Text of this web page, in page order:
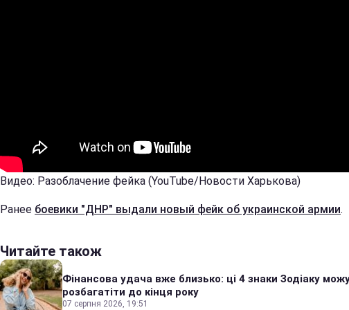
Видео: Разоблачение фейка (YouTube/Новости Харькова)
Ранее боевики "ДНР" выдали новый фейк об украинской армии.
Читайте також
Фінансова удача вже близько: ці 4 знаки Зодіаку
розбагатіти до кінця року
07 серпня 2026, 19:51